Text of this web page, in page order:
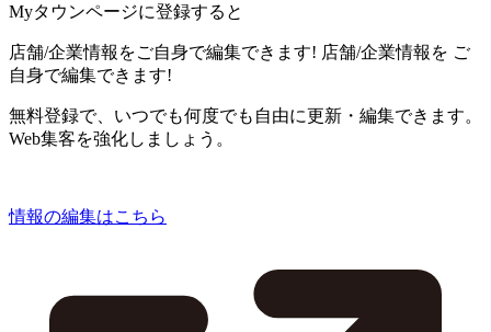
Myタウンページに登録すると
店舗/企業情報をご自身で編集できます! 店舗/企業情報を ご
自身で編集できます!
無料登録で、いつでも何度でも自由に更新・編集できます。
Web集客を強化しましょう。
情報の編集はこちら